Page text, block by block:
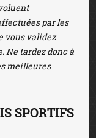
par les
vous validez
Ne tardez donc à
meilleures
SPORTIFS